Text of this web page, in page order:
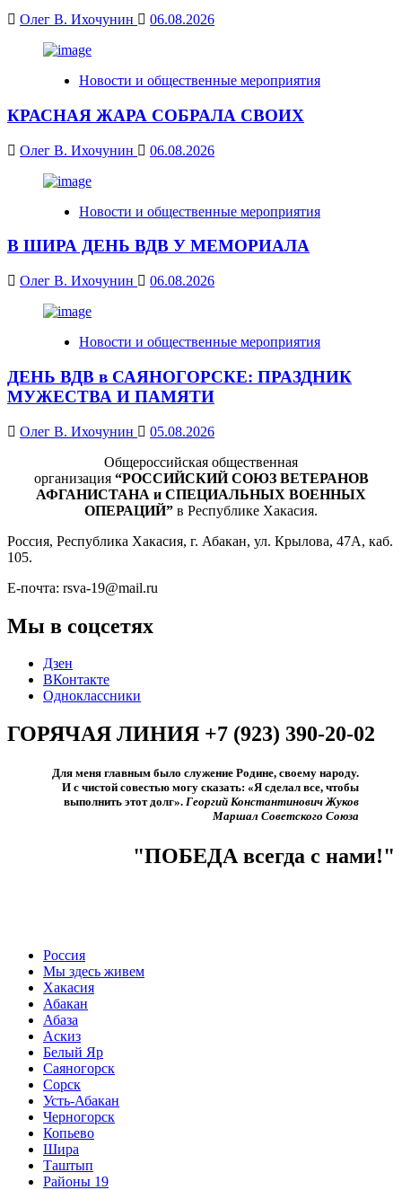
Олег В. Ихочунин 06.08.2026
Новости и общественные мероприятия
КРАСНАЯ ЖАРА СОБРАЛА СВОИХ
Олег В. Ихочунин 06.08.2026
Новости и общественные мероприятия
В ШИРА ДЕНЬ ВДВ У МЕМОРИАЛА
Олег В. Ихочунин 06.08.2026
Новости и общественные мероприятия
ДЕНЬ ВДВ в САЯНОГОРСКЕ: ПРАЗДНИК
МУЖЕСТВА И ПАМЯТИ
Олег В. Ихочунин
05.08.2026
Общероссийская общественная
организация “РОССИЙСКИЙ СОЮЗ ВЕТЕРАНОВ
АФГАНИСТАНА и СПЕЦИАЛЬНЫХ ВОЕННЫХ
ОПЕРАЦИЙ” в Республике Хакасия.
Россия, Республика Хакасия, г. Абакан, ул. Крылова, 47А, каб.
105.
Е-почта: rsva-19@mail.ru
Мы в соцсетях
Дзен
ВКонтакте
Одноклассники
ГОРЯЧАЯ ЛИНИЯ +7 (923) 390-20-02
Для меня главным было служение Родине, своему народу.
И с чистой совестью могу сказать: «Я сделал все, чтобы
выполнить этот долг».​ Георгий Константинович Жуков
Маршал Советского Союза
"ПОБЕДА всегда с нами!"
Россия
Мы здесь живем
Хакасия
Абакан
Абаза
Аскиз
Белый Яр
Саяногорск
Сорск
Усть-Абакан
Черногорск
Копьево
Шира
Таштып
Районы 19